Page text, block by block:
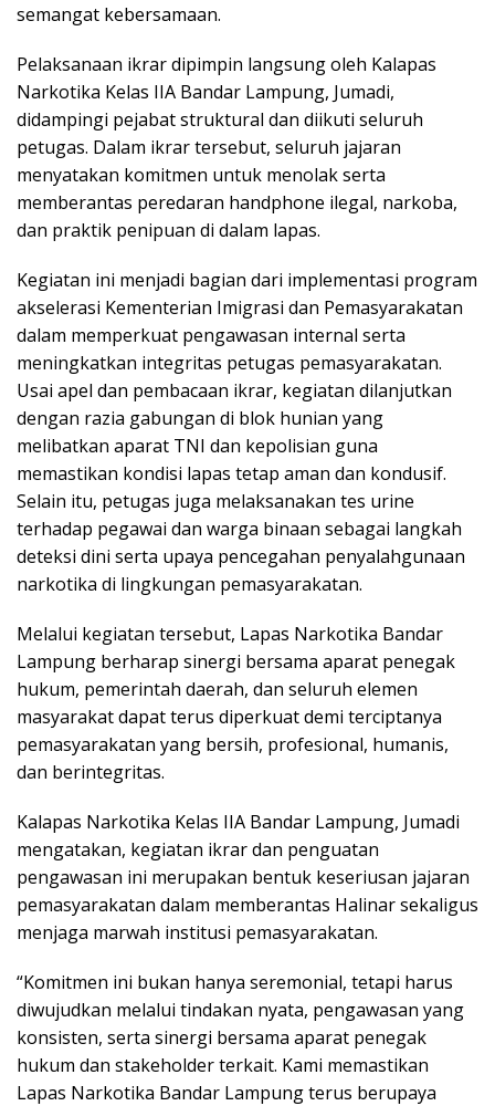
semangat kebersamaan.
Pelaksanaan ikrar dipimpin langsung oleh Kalapas
Narkotika Kelas IIA Bandar Lampung, Jumadi,
didampingi pejabat struktural dan diikuti seluruh
petugas. Dalam ikrar tersebut, seluruh jajaran
menyatakan komitmen untuk menolak serta
memberantas peredaran handphone ilegal, narkoba,
dan praktik penipuan di dalam lapas.
Kegiatan ini menjadi bagian dari implementasi program
akselerasi Kementerian Imigrasi dan Pemasyarakatan
dalam memperkuat pengawasan internal serta
meningkatkan integritas petugas pemasyarakatan.
Usai apel dan pembacaan ikrar, kegiatan dilanjutkan
dengan razia gabungan di blok hunian yang
melibatkan aparat TNI dan kepolisian guna
memastikan kondisi lapas tetap aman dan kondusif.
Selain itu, petugas juga melaksanakan tes urine
terhadap pegawai dan warga binaan sebagai langkah
deteksi dini serta upaya pencegahan penyalahgunaan
narkotika di lingkungan pemasyarakatan.
Melalui kegiatan tersebut, Lapas Narkotika Bandar
Lampung berharap sinergi bersama aparat penegak
hukum, pemerintah daerah, dan seluruh elemen
masyarakat dapat terus diperkuat demi terciptanya
pemasyarakatan yang bersih, profesional, humanis,
dan berintegritas.
Kalapas Narkotika Kelas IIA Bandar Lampung, Jumadi
mengatakan, kegiatan ikrar dan penguatan
pengawasan ini merupakan bentuk keseriusan jajaran
pemasyarakatan dalam memberantas Halinar sekaligus
menjaga marwah institusi pemasyarakatan.
“Komitmen ini bukan hanya seremonial, tetapi harus
diwujudkan melalui tindakan nyata, pengawasan yang
konsisten, serta sinergi bersama aparat penegak
hukum dan stakeholder terkait. Kami memastikan
Lapas Narkotika Bandar Lampung terus berupaya